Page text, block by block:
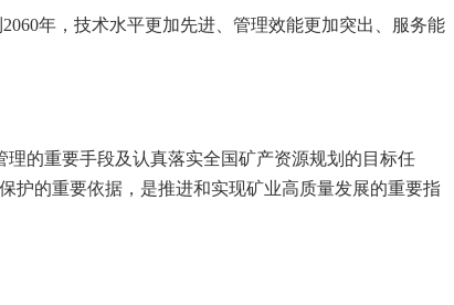
年，技术水平更加先进、管理效能更加突出、服务能
的重要手段及认真落实全国矿产资源规划的目标任
护的重要依据，是推进和实现矿业高质量发展的重要指